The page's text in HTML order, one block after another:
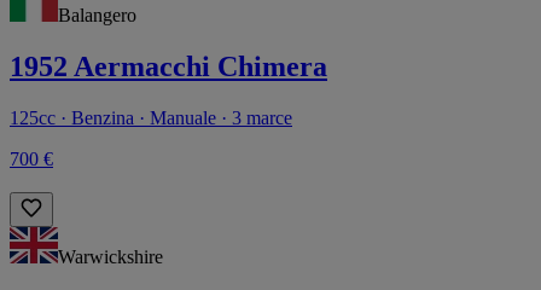
Balangero
1952 Aermacchi Chimera
125cc · Benzina · Manuale · 3 marce
700 €
Warwickshire